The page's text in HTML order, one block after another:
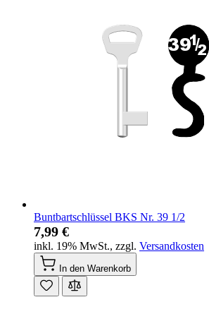
Buntbartschlüssel BKS Nr. 39 1/2
7,99 €
inkl. 19% MwSt., zzgl. Versandkosten
In den Warenkorb